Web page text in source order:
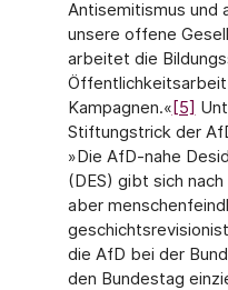
Antisemitismus und
unsere offene
arbeitet die
Kampagnen.«[5]
Stiftungstrick der
»Die AfD-nahe
(DES) gibt sich
aber
die AfD bei der
den Bundestag